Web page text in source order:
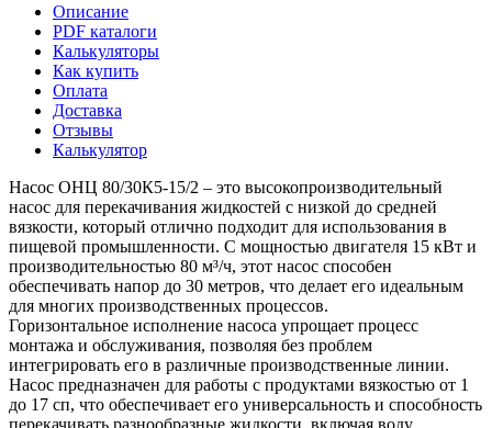
Описание
PDF каталоги
Калькуляторы
Как купить
Оплата
Доставка
Отзывы
Калькулятор
Насос ОНЦ 80/30К5-15/2 – это высокопроизводительный
насос для перекачивания жидкостей с низкой до средней
вязкости, который отлично подходит для использования в
пищевой промышленности. С мощностью двигателя 15 кВт и
производительностью 80 м³/ч, этот насос способен
обеспечивать напор до 30 метров, что делает его идеальным
для многих производственных процессов.
Горизонтальное исполнение насоса упрощает процесс
монтажа и обслуживания, позволяя без проблем
интегрировать его в различные производственные линии.
Насос предназначен для работы с продуктами вязкостью от 1
до 17 сп, что обеспечивает его универсальность и способность
перекачивать разнообразные жидкости, включая воду,